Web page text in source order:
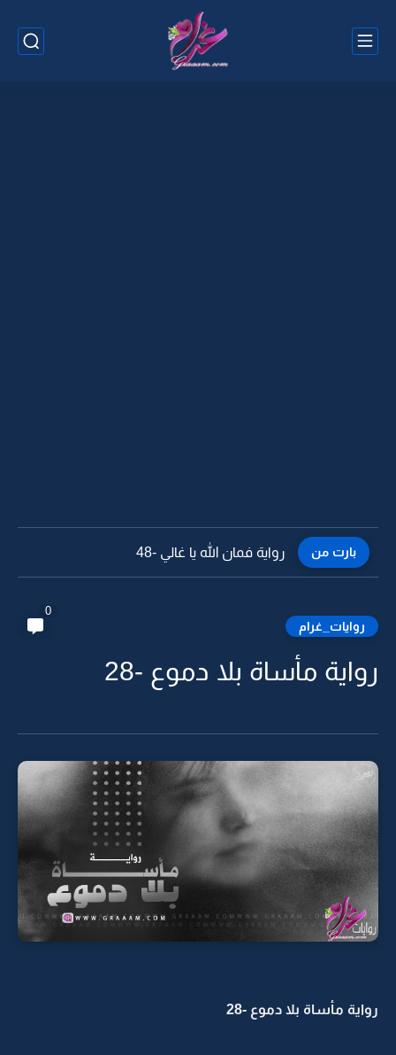
بارت من رواية فمان الله يا غالي -47
روايات_غرام
0
رواية مأساة بلا دموع -28
رواية مأساة بلا دموع -28